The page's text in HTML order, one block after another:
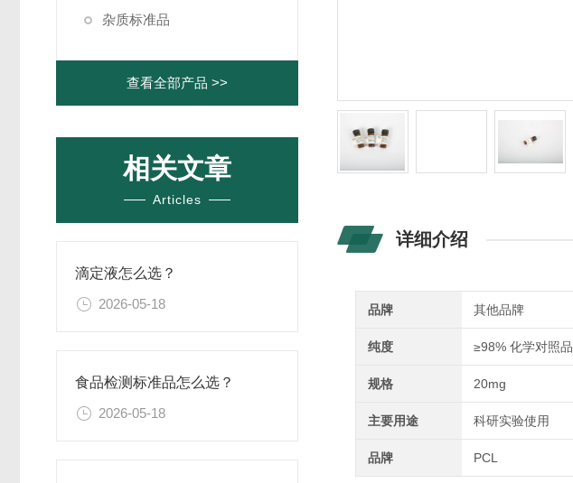
杂质标准品
查看全部产品 >>
相关文章
Articles
滴定液怎么选？
2026-05-18
食品检测标准品怎么选？
2026-05-18
详细介绍
品牌 其他品牌
纯度 ≥98% 化学对照品
规格 20mg
主要用途 科研实验使用
品牌 PCL